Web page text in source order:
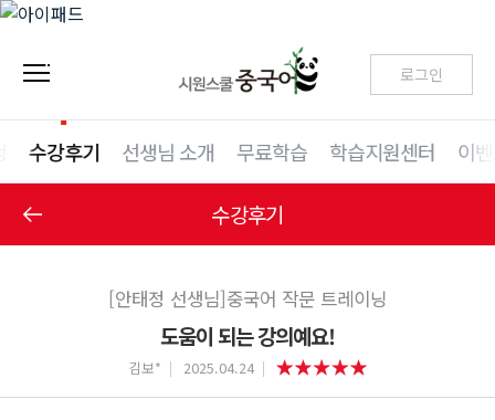
로그인
수강후기 선생님 소개 무료학습 학습지원센터 이
수강후기
[안태정 선생님]중국어 작문 트레이닝
도움이 되는 강의예요!
김보* 2025.04.24